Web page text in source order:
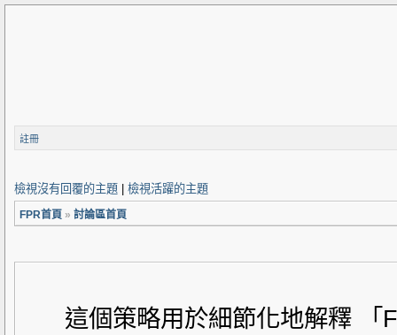
註冊
檢視沒有回覆的主題 檢視活躍的主題
FPR首頁 » 討論區首頁
這個策略用於細節化地解釋 「